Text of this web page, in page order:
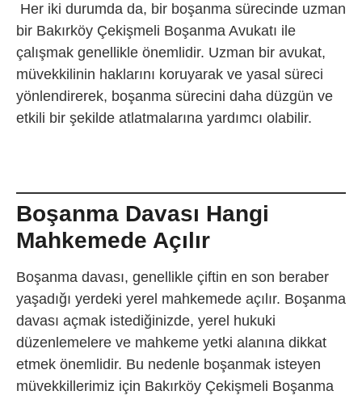
Her iki durumda da, bir boşanma sürecinde uzman
bir Bakırköy Çekişmeli Boşanma Avukatı ile
çalışmak genellikle önemlidir. Uzman bir avukat,
müvekkilinin haklarını koruyarak ve yasal süreci
yönlendirerek, boşanma sürecini daha düzgün ve
etkili bir şekilde atlatmalarına yardımcı olabilir.
Boşanma Davası Hangi
Mahkemede Açılır
Boşanma davası, genellikle çiftin en son beraber
yaşadığı yerdeki yerel mahkemede açılır. Boşanma
davası açmak istediğinizde, yerel hukuki
düzenlemelere ve mahkeme yetki alanına dikkat
etmek önemlidir. Bu nedenle boşanmak isteyen
müvekkillerimiz için Bakırköy Çekişmeli Boşanma